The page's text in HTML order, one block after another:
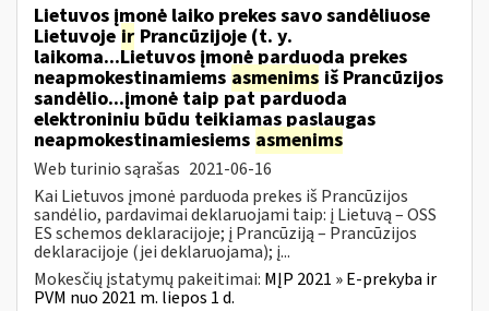
Lietuvos įmonė laiko prekes savo sandėliuose
Lietuvoje ir Prancūzijoje (t. y.
laikoma...Lietuvos įmonė parduoda prekes
neapmokestinamiems asmenims iš Prancūzijos
sandėlio...įmonė taip pat parduoda
elektroniniu būdu teikiamas paslaugas
neapmokestinamiesiems asmenims
Web turinio sąrašas 2021-06-16
Kai Lietuvos įmonė parduoda prekes iš Prancūzijos
sandėlio, pardavimai deklaruojami taip: į Lietuvą – OSS
ES schemos deklaracijoje; į Prancūziją – Prancūzijos
deklaracijoje (jei deklaruojama); į...
Mokesčių įstatymų pakeitimai: MĮP 2021 » E-prekyba ir
PVM nuo 2021 m. liepos 1 d.